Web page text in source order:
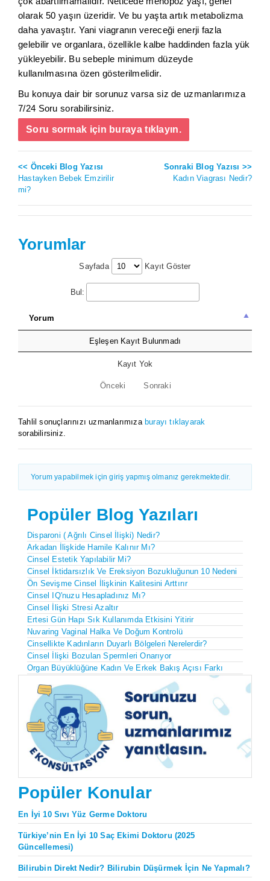
olarak 50 yaşın üzeridir. Ve bu yaşta artık metabolizma
daha yavaştır. Yani viagranın vereceği enerji fazla
gelebilir ve organlara, özellikle kalbe haddinden fazla yük
yükleyebilir. Bu sebeple minimum düzeyde
kullanılmasına özen gösterilmelidir.
Bu konuya dair bir sorunuz varsa siz de uzmanlarımıza
7/24 Soru sorabilirsiniz.
Soru sormak için buraya tıklayın.
<< Önceki Blog Yazısı
Hastayken Bebek Emzirilir
mi?
Sonraki Blog Yazısı >>
Kadın Viagrası Nedir?
Yorumlar
Sayfada Kayıt Göster
Bul:
Yorum
Eşleşen Kayıt Bulunmadı
Kayıt Yok
Önceki Sonraki
Tahlil sonuçlarınızı uzmanlarımıza burayı tıklayarak
sorabilirsiniz.
Yorum yapabilmek için giriş yapmış olmanız gerekmektedir.
Popüler Blog Yazıları
Disparoni ( Ağrılı Cinsel İlişki) Nedir?
Arkadan İlişkide Hamile Kalınır Mı?
Cinsel Estetik Yapılabilir Mi?
Cinsel İktidarsızlık Ve Ereksiyon Bozukluğunun 10 Nedeni
Ön Sevişme Cinsel İlişkinin Kalitesini Arttırır
Cinsel IQ'nuzu Hesapladınız Mı?
Cinsel İlişki Stresi Azaltır
Ertesi Gün Hapı Sık Kullanımda Etkisini Yitirir
Nuvaring Vaginal Halka Ve Doğum Kontrolü
Cinsellikte Kadınların Duyarlı Bölgeleri Nerelerdir?
Cinsel İlişki Bozulan Spermleri Onarıyor
Organ Büyüklüğüne Kadın Ve Erkek Bakış Açısı Farkı
Popüler Konular
En İyi 10 Sıvı Yüz Germe Doktoru
Türkiye’nin En İyi 10 Saç Ekimi Doktoru (2025
Güncellemesi)
Bilirubin Direkt Nedir? Bilirubin Düşürmek İçin Ne Yapmalı?